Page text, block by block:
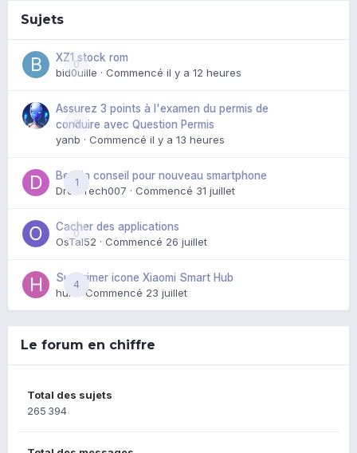
Sujets
0
XZ1 stock rom
bid0uille · Commencé il y a 12 heures
0
Assurez 3 points à l'examen du permis de
conduire avec Question Permis
yanb · Commencé il y a 13 heures
1
Besoin conseil pour nouveau smartphone
DroidTech007 · Commencé 31 juillet
0
Cacher des applications
OsTal52 · Commencé 26 juillet
4
Supprimer icone Xiaomi Smart Hub
huik
· Commencé 23 juillet
Le forum en chiffre
Total des sujets
265 394